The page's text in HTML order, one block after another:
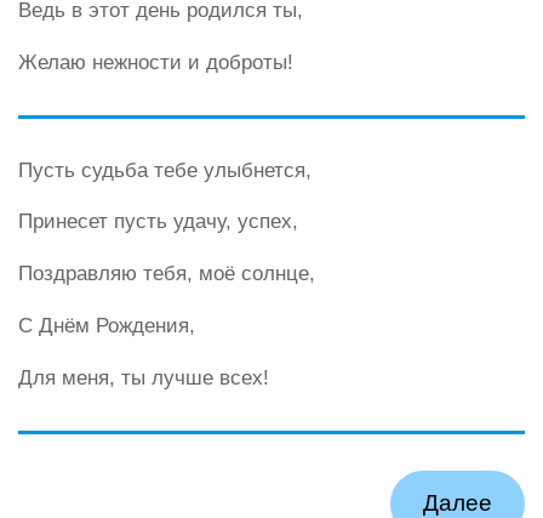
Ведь в этот день родился ты,
Желаю нежности и доброты!
Пусть судьба тебе улыбнется,
Принесет пусть удачу, успех,
Поздравляю тебя, моё солнце,
С Днём Рождения,
Для меня, ты лучше всех!
Далее